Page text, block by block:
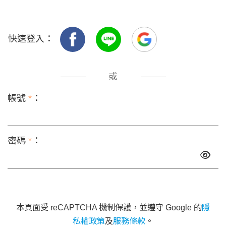
快速登入：
或
帳號 * ：
密碼 * ：
本頁面受 reCAPTCHA 機制保護，並遵守 Google 的隱
私權政策及服務條款 。